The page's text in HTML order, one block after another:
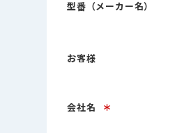
型番（メーカー名）
お客様
会社名 ＊